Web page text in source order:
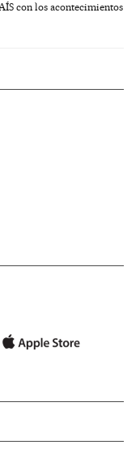
con los acontecimientos